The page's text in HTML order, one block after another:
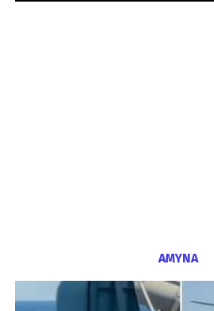
ΑΜΥΝΑ